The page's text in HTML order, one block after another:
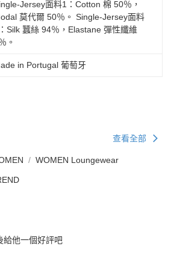
Jersey面料1：Cotton 棉 50％，
莫代爾 50％。 Single-Jersey面料
Silk 蠶絲 94％，Elastane 彈性纖維
。
in Portugal 葡萄牙
查看全部
WOMEN Loungewear
給他一個好評吧